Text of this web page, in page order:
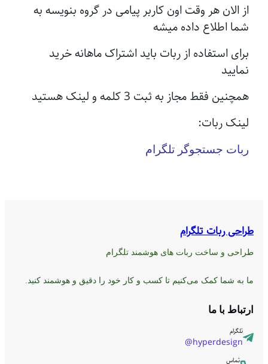
از الان هر وقت اون کاربر پیامی در گروه بنویسه به
شما اطلاع داده میشه
برای استفاده از ربات باید اشتراک ماهانه خرید
نمایید
همچنین فقط مجاز به ثبت 3 کلمه و لینک هستید
لینک ربات:
ربات جستجوگر تلگرام
طراحی ربات تلگرام
طراحی و ساخت ربات های هوشمند تلگرام
ما به شما کمک می‌کنیم تا کسب و کار خود را دقیق و هوشمند کنید.
ارتباط با ما
تلگرام
hyperdesign@
تماس